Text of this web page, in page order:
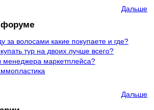
Дальше
за волосами какие покупаете и где?
тур на двоих лучше всего?
менеджера маркетплейса?
Дальше